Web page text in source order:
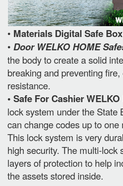
• Materials Digital Safe Box
• Door WELKO HOME
the body to create a solid
breaking and preventing
resistance.
• Safe For Cashier WELKO
lock system under the State
can change codes up to
This lock system is very
high security. The multi-lock
layers of protection to help
the assets stored inside.